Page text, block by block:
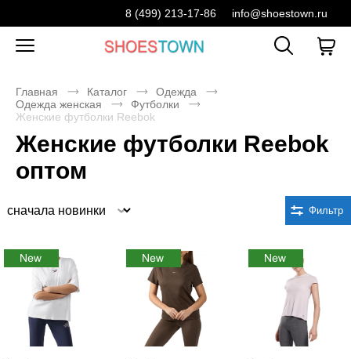
8 (499) 213-17-86 info@shoestown.ru
Главная Каталог
Одежда
Одежда женская
Футболки
Женские футболки Reebok
Женские футболки Reebok
оптом
Фильтр